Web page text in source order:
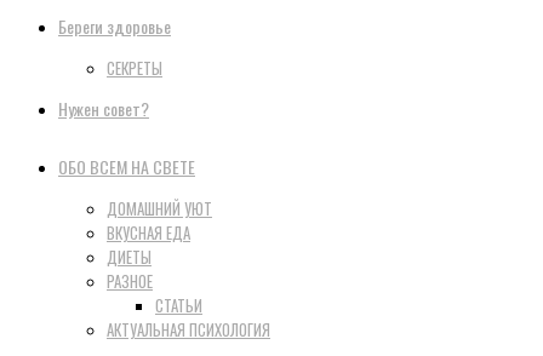
Береги здоровье
СЕКРЕТЫ
Нужен совет?
ОБО ВСЕМ НА СВЕТЕ
ДОМАШНИЙ УЮТ
ВКУСНАЯ ЕДА
ДИЕТЫ
РАЗНОЕ
СТАТЬИ
АКТУАЛЬНАЯ ПСИХОЛОГИЯ